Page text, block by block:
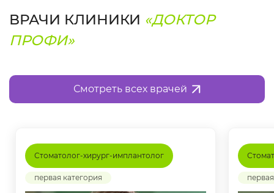
ВРАЧИ КЛИНИКИ «ДОКТОР
ПРОФИ»
Смотреть всех врачей
Стоматолог-хирург-имплантолог
первая категория